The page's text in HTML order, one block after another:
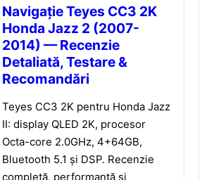
Navigație Teyes CC3 2K
Honda Jazz 2 (2007-
2014) — Recenzie
Detaliată, Testare &
Recomandări
Teyes CC3 2K pentru Honda Jazz
II: display QLED 2K, procesor
Octa-core 2.0GHz, 4+64GB,
Bluetooth 5.1 și DSP. Recenzie
completă, performanță și